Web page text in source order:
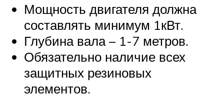
Мощность двигателя должна
составлять минимум 1кВт.
Глубина вала – 1-7 метров.
Обязательно наличие всех
защитных резиновых
элементов.